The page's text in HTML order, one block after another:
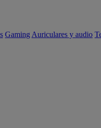
Gaming Auriculares y audio